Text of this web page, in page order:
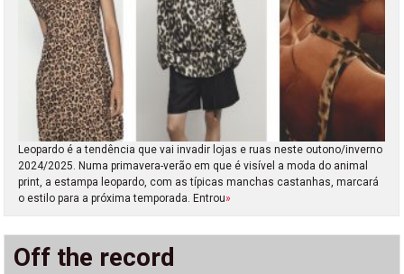
Leopardo é a tendência que vai invadir lojas e ruas neste outono/inverno
2024/2025. Numa primavera-verão em que é visível a moda do animal
print, a estampa leopardo, com as típicas manchas castanhas, marcará
o estilo para a próxima temporada. Entrou»
Off the record